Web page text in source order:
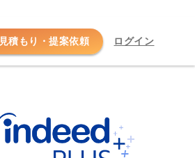
見積もり・提案依頼 ログイン